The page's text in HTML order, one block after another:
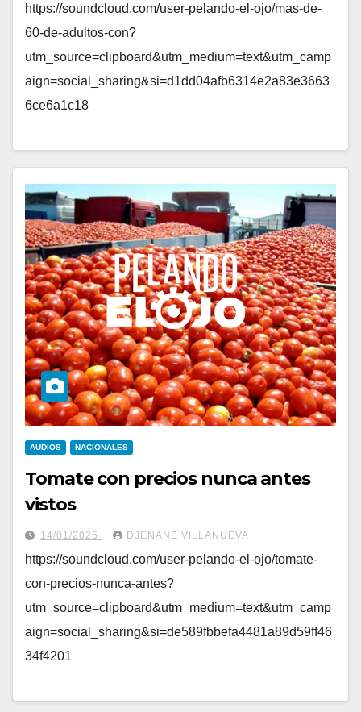
https://soundcloud.com/user-pelando-el-ojo/mas-de-
60-de-adultos-con?
utm_source=clipboard&utm_medium=text&utm_camp
aign=social_sharing&si=d1dd04afb6314e2a83e3663
6ce6a1c18
AUDIOS NACIONALES
Tomate con precios nunca antes
vistos
14/01/2025 DJENANE VILLANUEVA
https://soundcloud.com/user-pelando-el-ojo/tomate-
con-precios-nunca-antes?
utm_source=clipboard&utm_medium=text&utm_camp
aign=social_sharing&si=de589fbbefa4481a89d59ff46
34f4201